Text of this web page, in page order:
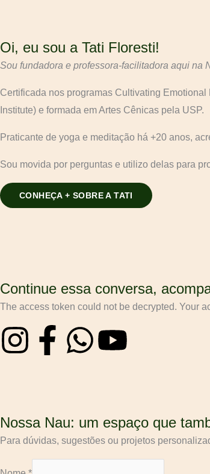
Oi, eu sou a Tati Floresti!
Sou fundadora e professora-facilitadora aqui na
Certificada nos programas Cultivating
Institute) e formada em Artes Cênicas pela USP.
Praticante de yoga e meditação há +20 anos,
Sou movida por perguntas e utilizo delas para
CONHEÇA + SOBRE A TATI
Continue essa conversa,
The access token could not be decrypted. Your
I
t
a
F
e
b
W
t
s
Y
t
u
Nossa Nau: um espaço que
Para dúvidas, sugestões ou projetos